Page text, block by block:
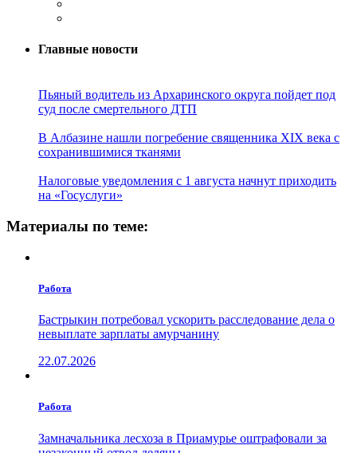
Главные новости
Пьяный водитель из Архаринского округа пойдет под
суд после смертельного ДТП
В Албазине нашли погребение священника XIX века с
сохранившимися тканями
Налоговые уведомления с 1 августа начнут приходить
на «Госуслуги»
Материалы по теме:
Работа
Бастрыкин потребовал ускорить расследование дела о
невыплате зарплаты амурчанину
22.07.2026
Работа
Замначальника лесхоза в Приамурье оштрафовали за